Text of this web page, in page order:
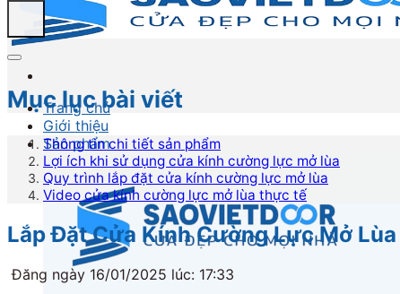
Trang chủ
Giới thiệu
Sản phẩm
Mục lục bài viết
Thông tin chi tiết sản phẩm
Lợi ích khi sử dụng cửa kính cường lực mở lùa
Quy trình lắp đặt cửa kính cường lực mở lùa
Video cửa kính cường lực mở lùa thực tế
Lắp Đặt Cửa Kính Cường Lực Mở
Đăng ngày 16/01/2025 lúc: 17:33